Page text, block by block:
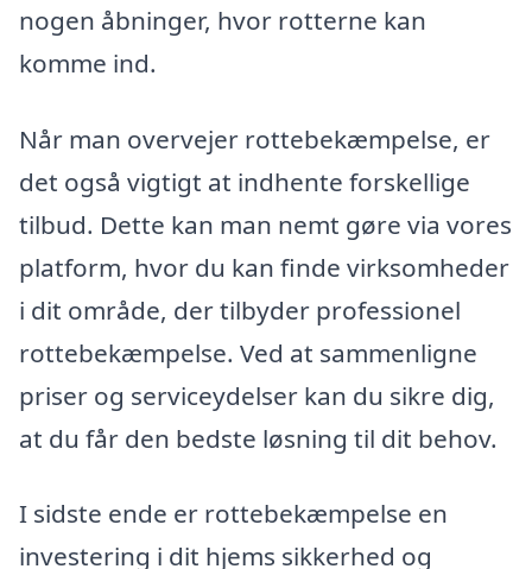
nogen åbninger, hvor rotterne kan
komme ind.
Når man overvejer rottebekæmpelse, er
det også vigtigt at indhente forskellige
tilbud. Dette kan man nemt gøre via vores
platform, hvor du kan finde virksomheder
i dit område, der tilbyder professionel
rottebekæmpelse. Ved at sammenligne
priser og serviceydelser kan du sikre dig,
at du får den bedste løsning til dit behov.
I sidste ende er rottebekæmpelse en
investering i dit hjems sikkerhed og